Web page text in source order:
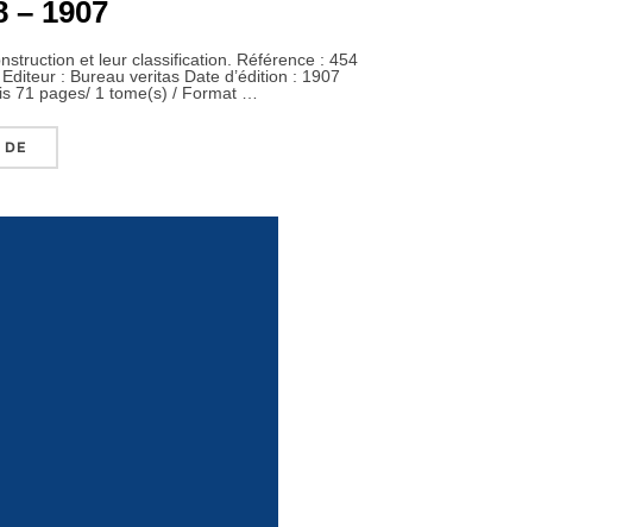
– 1907
et leur classification. Référence : 454
: Bureau veritas Date d’édition : 1907
71 pages/ 1 tome(s) / Format …